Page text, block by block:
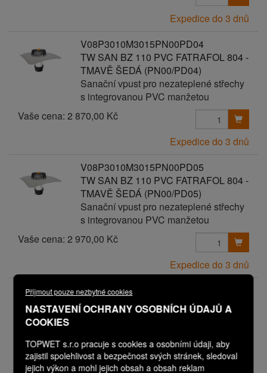
Přijmout pouze nezbytné cookies
NASTAVENÍ OCHRANY OSOBNÍCH ÚDAJŮ A
COOKIES
TOPWET s.r.o pracuje s cookies a osobními údaji, aby
zajistil spolehlivost a bezpečnost svých stránek, sledoval
jejich výkon a mohl jejich obsah a obsah reklam
Expedice do 3 dnů
V08P3010M3015PN00PD04
TW SAN BZ 110 PVC FATRAFOL 804 -
TMAVĚ ŠEDÁ (PN00/PD04)
Sanační vpust pro nezateplené střechy
s integrovanou PVC manžetou
Vaše cena: 2 870,00 Kč
Expedice do 3 dnů
V08P3010M3015PN00PD05
TW SAN BZ 110 PVC FATRAFOL 804 -
TMAVĚ ŠEDÁ (PN00/PD05)
Sanační vpust pro nezateplené střechy
s integrovanou PVC manžetou
Vaše cena: 2 970,00 Kč
Expedice do 3 dnů
V08P3010M3015PN00PD06
TW SAN BZ 110 PVC FATRAFOL 804 -
TMAVĚ ŠEDÁ (PN00/PD06)
s integrovanou PVC manžetou
Vaše cena:3 070,00 Kč